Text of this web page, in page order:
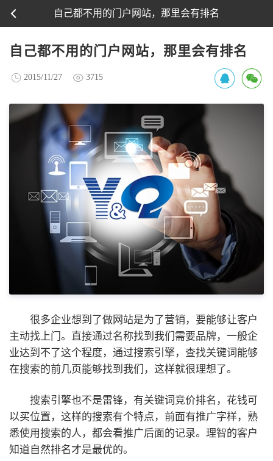
自己都不用的门户网站，那里会有排名
自己都不用的门户网站，那里会有排名
2015/11/27 3715
很多企业想到了做网站是为了营销，要能够让客户
主动找上门。直接通过名称找到我们需要品牌，一般企
业达到不了这个程度，通过搜索引擎，查找关键词能够
在搜索的前几页能够找到我们，这样就很理想了。
搜索引擎也不是雷锋，有关键词竞价排名，花钱可
以买位置，这样的搜索有个特点，前面有推广字样，熟
悉使用搜索的人，都会看推广后面的记录。理智的客户
知道自然排名才是最优的。